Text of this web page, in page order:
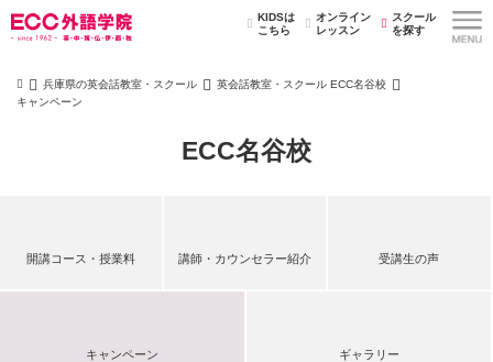
KIDSは
こちら
オンライン
レッスン
スクール
を探す
兵庫県の英会話教室・スクール
英会話教室・スクール ECC名谷校
キャンペーン
ECC名谷校
開講コース・授業料 講師・カウンセラー紹介 受講生の声
キャンペーン ギャラリー